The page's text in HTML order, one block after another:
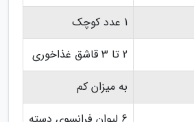
1 عدد کوچک
2 تا 3 قاشق غذاخوری
به میزان کم